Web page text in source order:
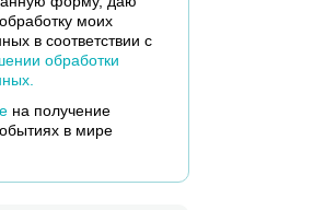
моих
в соответствии с
обработки
на получение
в мире